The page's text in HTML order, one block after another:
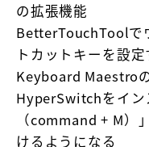
の拡張機能
BetterTouchToolで
トカットキーを設定
Keyboard Maestro
HyperSwitchをイン
（command + M）
けるようになる